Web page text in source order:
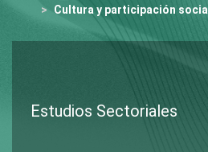
Cultura y participación social
Estudios Sectoriales